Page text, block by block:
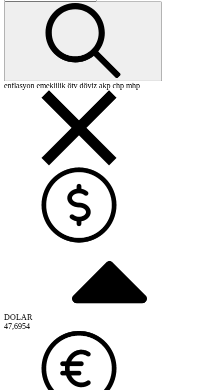
enflasyon emeklilik ötv döviz akp chp mhp
DOLAR
47,6954